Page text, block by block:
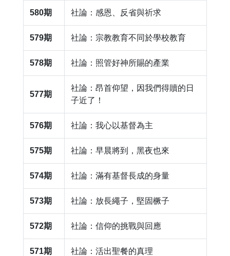
580期 ​社論：感恩、反省與祈求
579期 社論：宗教教育不同於學校教育
578期 社論：照管好神所賜的產業
577期
社論：昂首仰望，因我們得贖的日
子近了！
576期 社論：我心以基督為主
575期 社論：早晨將到，黑夜也來
574期 ​社論：滿有基督長成的身量
573期 社論：放長繩子，堅固橛子
572期 社論：信仰的挑戰與回應
571期 社論：活出聖餐的真理